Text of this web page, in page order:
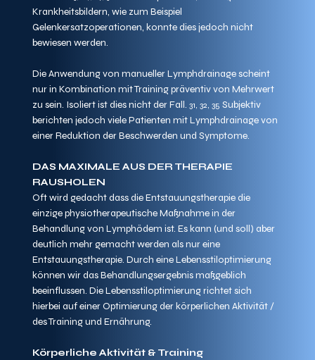
Krankheitsbildern, wie zum Beispiel
Gelenkersatzoperationen, konnte dies jedoch nicht
bewiesen werden.
Die Anwendung von manueller Lymphdrainage scheint
nur in Kombination mit Training präventiv von Mehrwert
zu sein. Isoliert ist dies nicht der Fall. 31, 32, 35 Subjektiv
berichten jedoch viele Patienten mit Lymphdrainage von
einer Reduktion der Beschwerden und Symptome.
DAS MAXIMALE AUS DER THERAPIE
RAUSHOLEN
Oft wird gedacht dass die Entstauungstherapie die
einzige physiotherapeutische Maßnahme in der
Behandlung von Lymphödem ist. Es kann (und soll) aber
deutlich mehr gemacht werden als nur eine
Entstauungstherapie. Durch eine Lebensstiloptimierung
können wir das Behandlungsergebnis maßgeblich
beeinflussen. Die Lebensstiloptimierung richtet sich
hierbei auf einer Optimierung der körperlichen Aktivität /
des Training und Ernährung.
Körperliche Aktivität & Training